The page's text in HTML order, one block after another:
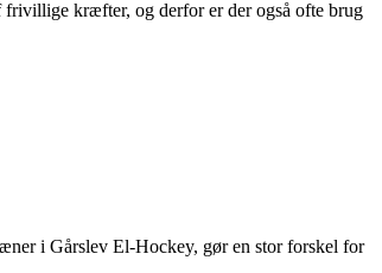
frivillige kræfter, og derfor er der også ofte brug
i Gårslev El-Hockey, gør en stor forskel for